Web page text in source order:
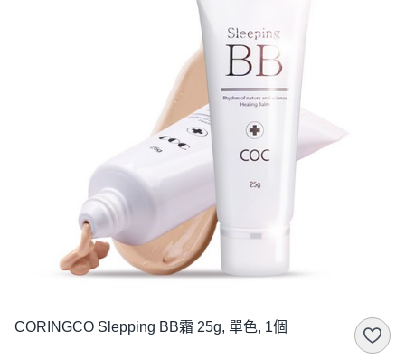
CORINGCO Slepping BB霜 25g, 單色, 1個